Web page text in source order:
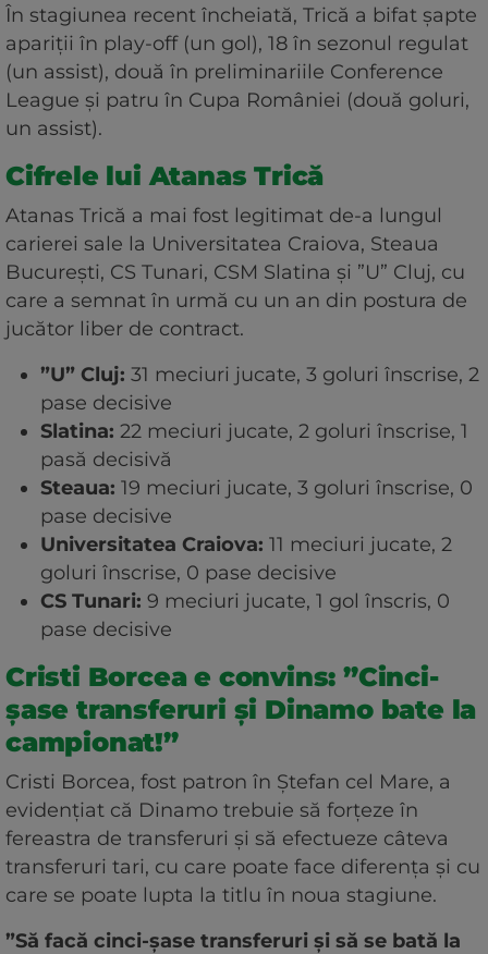
În stagiunea recent încheiată, Trică a bifat șapte
apariții în play-off (un gol), 18 în sezonul regulat
(un assist), două în preliminariile Conference
League și patru în Cupa României (două goluri,
un assist).
Cifrele lui Atanas Trică
Atanas Trică a mai fost legitimat de-a lungul
carierei sale la Universitatea Craiova, Steaua
București, CS Tunari, CSM Slatina și ”U” Cluj, cu
care a semnat în urmă cu un an din postura de
jucător liber de contract.
”U” Cluj: 31 meciuri jucate, 3 goluri înscrise, 2
pase decisive
Slatina: 22 meciuri jucate, 2 goluri înscrise, 1
pasă decisivă
Steaua: 19 meciuri jucate, 3 goluri înscrise, 0
pase decisive
Universitatea Craiova: 11 meciuri jucate, 2
goluri înscrise, 0 pase decisive
CS Tunari: 9 meciuri jucate, 1 gol înscris, 0
pase decisive
Cristi Borcea e convins: ”Cinci-
șase transferuri și Dinamo bate la
campionat!”
Cristi Borcea, fost patron în Ștefan cel Mare, a
evidențiat că Dinamo trebuie să forțeze în
fereastra de transferuri și să efectueze câteva
transferuri tari, cu care poate face diferența și cu
care se poate lupta la titlu în noua stagiune.
”Să facă cinci-șase transferuri și să se bată la